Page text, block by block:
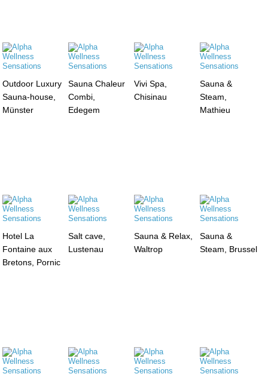
Outdoor Luxury
Sauna-house,
Münster
Sauna Chaleur
Combi,
Edegem
Vivi Spa,
Chisinau
Sauna &
Steam,
Mathieu
Hotel La
Fontaine aux
Bretons, Pornic
Salt cave,
Lustenau
Sauna & Relax,
Waltrop
Sauna &
Steam, Brussel